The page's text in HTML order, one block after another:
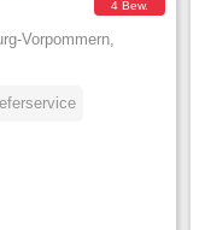
4 Bew.
Vorpommern,